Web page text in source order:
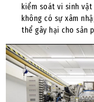
kiểm soát vi sinh
không có sự xâm
thể gây hại cho sản